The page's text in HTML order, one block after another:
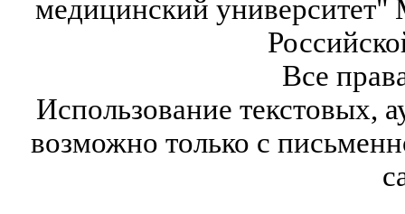
медицинский университет"
Все
Использование текстовых,
возможно только с